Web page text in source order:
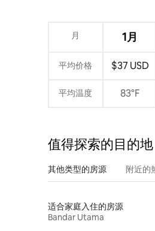
月 1月
平均价格 $37 USD
平均温度 83°F
值得探索的目的地
其他类型的房源 附近的
适合家庭入住的房源
Bandar Utama